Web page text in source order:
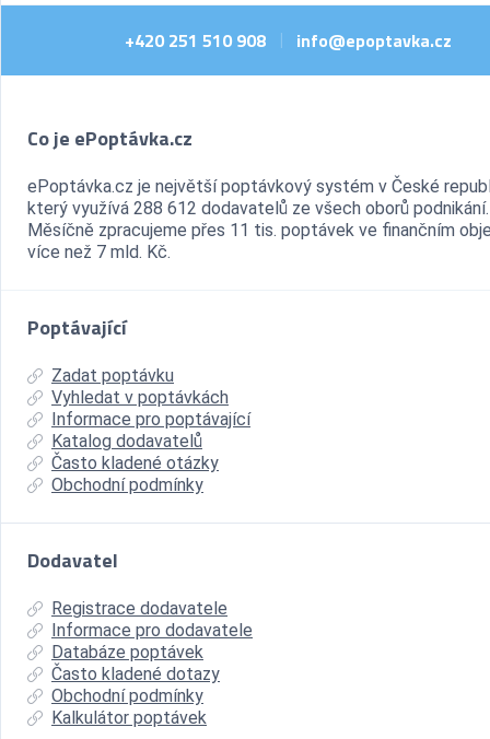
+420 251 510 908 info@epoptavka.cz
Co je ePoptávka.cz
ePoptávka.cz je největší poptávkový systém v České
který využívá 288 612 dodavatelů ze všech oborů podnikání.
Měsíčně zpracujeme přes 11 tis. poptávek ve finančním
více než 7 mld. Kč.
Poptávající
Zadat poptávku
Vyhledat v poptávkách
Informace pro poptávající
Katalog dodavatelů
Často kladené otázky
Obchodní podmínky
Dodavatel
Registrace dodavatele
Informace pro dodavatele
Databáze poptávek
Často kladené dotazy
Obchodní podmínky
Kalkulátor poptávek